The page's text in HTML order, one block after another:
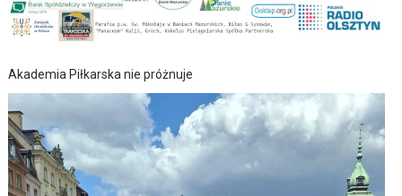
Akademia Piłkarska nie próżnuje